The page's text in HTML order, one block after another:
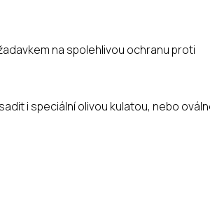
na spolehlivou ochranu proti
i speciální olivou kulatou, nebo